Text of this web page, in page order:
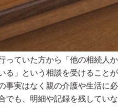
っていた方から「他の相続人か
る」という相談を受けることが
事実はなく親の介護や生活に必
でも、明細や記録を残していな